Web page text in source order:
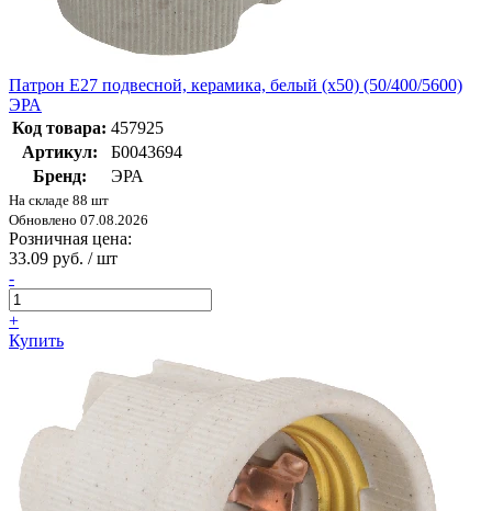
Патрон Е27 подвесной, керамика, белый (x50) (50/400/5600)
ЭРА
Код товара: 457925
Артикул:
Б0043694
Бренд:
ЭРА
На складе 88 шт
Обновлено 07.08.2026
Розничная цена:
33.09 руб. / шт
-
+
Купить